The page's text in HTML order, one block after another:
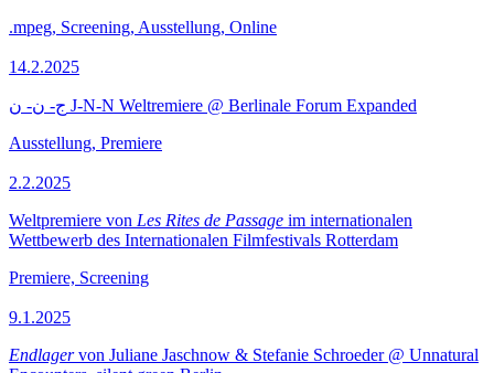
.mpeg, Screening, Ausstellung, Online
14.2.2025
ج- ن- ن J-N-N Weltremiere @ Berlinale Forum Expanded
Ausstellung, Premiere
2.2.2025
Weltpremiere von Les Rites de Passage im internationalen
Wettbewerb des Internationalen Filmfestivals Rotterdam
Premiere, Screening
9.1.2025
Endlagervon Juliane Jaschnow & Stefanie Schroeder @ Unnatural